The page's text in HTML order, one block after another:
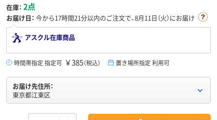
在庫： 2点
お届け日： 今から17時間21分以内のご注文で、8月11日（火）にお届け
アスクル在庫商品
時間帯指定 指定可 ￥385（税込） 置き場所指定 利用可
お届け先住所：
東京都江東区